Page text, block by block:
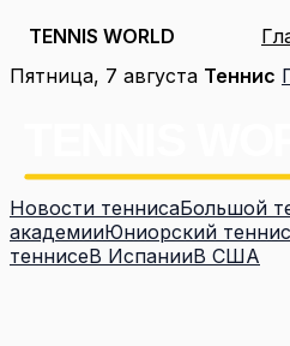
TENNIS WORLD
Перейти
Пятница, 7 августа Теннис
Новости теннисаБольшой
академииЮниорский теннис
теннисеВ ИспанииВ США